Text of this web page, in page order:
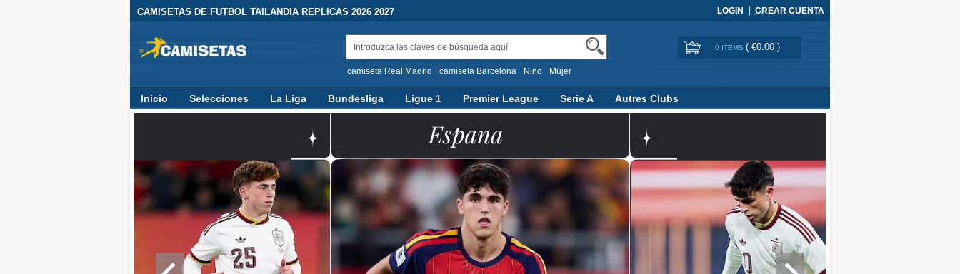
CAMISETAS DE FUTBOL TAILANDIA REPLICAS 2026 2027 LOGIN CREAR CUENTA
camiseta Real Madrid camiseta Barcelona Nino Mujer
0 ITEMS ( €0.00 )
Inicio Selecciones La Liga Bundesliga Ligue 1 Premier League Serie A Autres Clubs